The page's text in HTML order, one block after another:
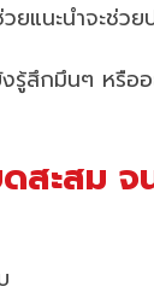
แนะนำจะช่ว
รู้สึกมึนๆ หรือ
สะสม จ